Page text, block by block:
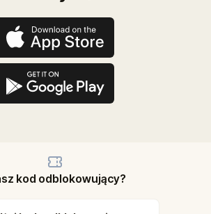
kod odblokowujący?